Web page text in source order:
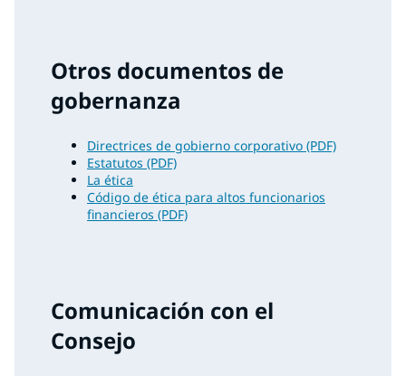
Otros documentos de
gobernanza
Directrices de gobierno corporativo (PDF)
Estatutos (PDF)
La ética
Código de ética para altos funcionarios
financieros (PDF)
Comunicación con el
Consejo